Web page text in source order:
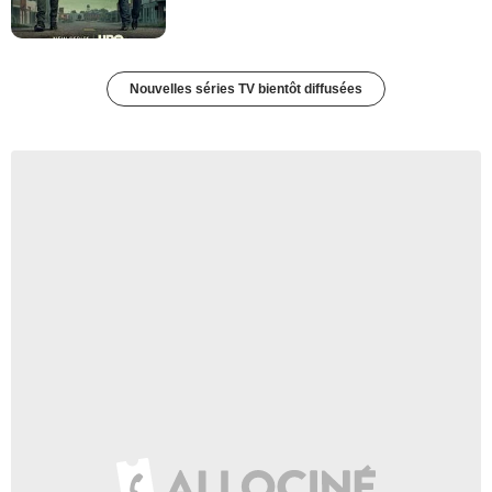
Nouvelles séries TV bientôt diffusées